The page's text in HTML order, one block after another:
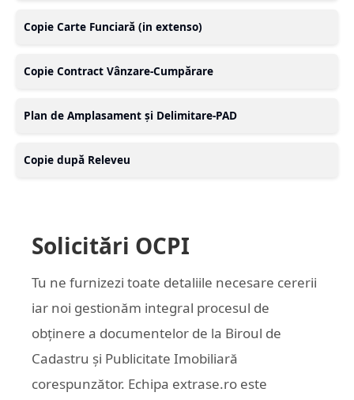
Copie Carte Funciară (in extenso)
Copie Contract Vânzare-Cumpărare
Plan de Amplasament și Delimitare-PAD
Copie după Releveu
Solicitări OCPI
Tu ne furnizezi toate detaliile necesare cererii
iar noi gestionăm integral procesul de
obținere a documentelor de la Biroul de
Cadastru și Publicitate Imobiliară
corespunzător. Echipa extrase.ro este